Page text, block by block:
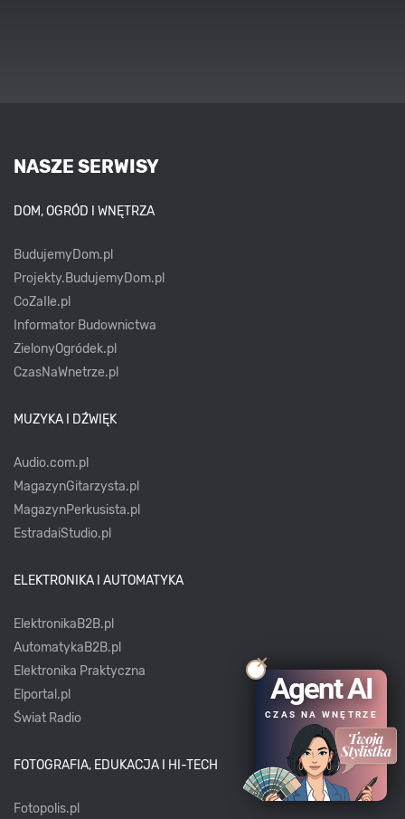
NASZE SERWISY
DOM, OGRÓD I WNĘTRZA
BudujemyDom.pl
Projekty.BudujemyDom.pl
CoZaIle.pl
Informator Budownictwa
ZielonyOgródek.pl
CzasNaWnetrze.pl
MUZYKA I DŹWIĘK
Audio.com.pl
MagazynGitarzysta.pl
MagazynPerkusista.pl
EstradaiStudio.pl
ELEKTRONIKA I AUTOMATYKA
ElektronikaB2B.pl
AutomatykaB2B.pl
Elektronika Praktyczna
Elportal.pl
Świat Radio
FOTOGRAFIA, EDUKACJA I HI-TECH
Fotopolis.pl
Agent AI
CZAS NA WNĘTRZE